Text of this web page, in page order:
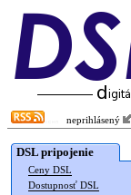
neprihlásený
DSL pripojenie
Ceny DSL
Dostupnosť DSL